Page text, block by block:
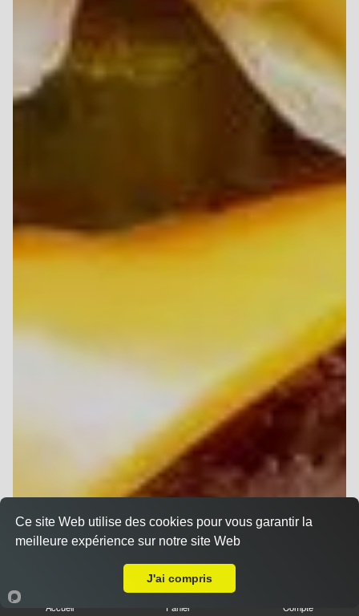
Accueil Panier Compte
Ce site Web utilise des cookies pour vous garantir la
meilleure expérience sur notre site Web
J'ai compris